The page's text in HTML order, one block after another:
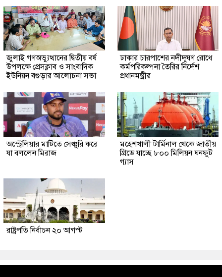
জুলাই গণঅভ্যুত্থানের দ্বিতীয় বর্ষ
উপলক্ষে প্রেসক্লাব ও সাংবাদিক
ইউনিয়ন বগুড়ার আলোচনা সভা
ঢাকার চারপাশের নদীদূষণ রোধে
কর্মপরিকল্পনা তৈরির নির্দেশ
প্রধানমন্ত্রীর
অস্ট্রেলিয়ার মাটিতে সেঞ্চুরি করে
যা বললেন মিরাজ
মহেশখালী টার্মিনাল থেকে জাতীয়
গ্রিডে যাচ্ছে ৮০০ মিলিয়ন ঘনফুট
গ্যাস
রাষ্ট্রপতি নির্বাচন ২০ আগস্ট